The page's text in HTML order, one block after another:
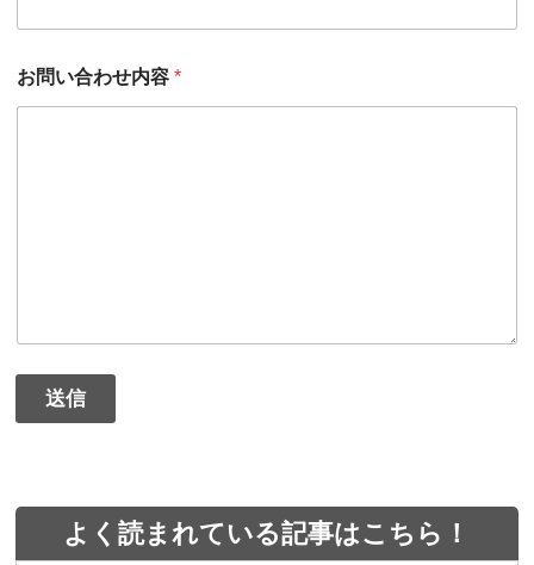
お問い合わせ内容 *
送信
よく読まれている記事はこちら！